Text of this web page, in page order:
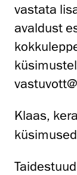
vastata
avaldust
Klaas,